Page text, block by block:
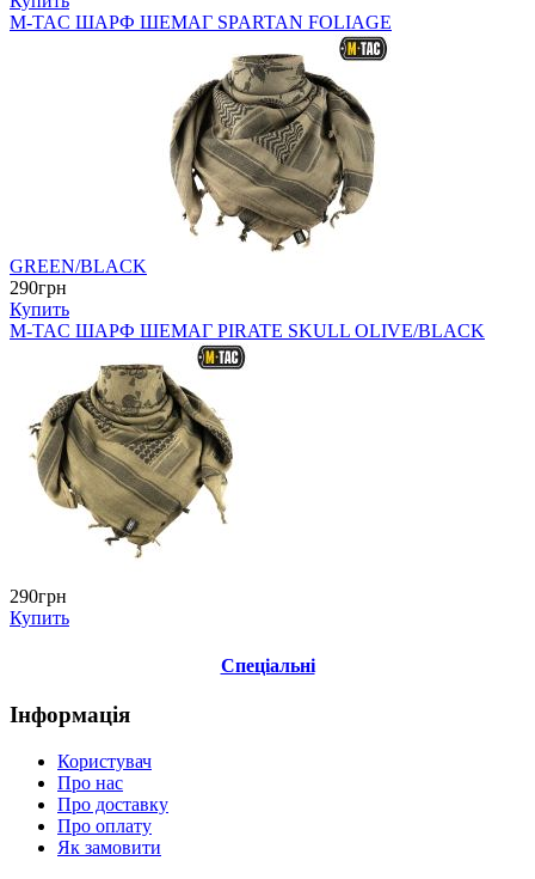
M-TAC ШАРФ ШЕМАГ SPARTAN FOLIAGE
GREEN/BLACK
290грн
Купить
M-TAC ШАРФ ШЕМАГ PIRATE SKULL OLIVE/BLACK
290грн
Купить
Спеціальні
Інформація
Користувач
Про нас
Про доставку
Про оплату
Як замовити